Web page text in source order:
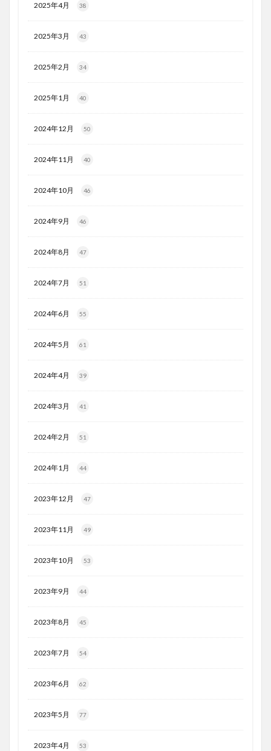
2025年4月 38
2025年3月 43
2025年2月 34
2025年1月 40
2024年12月 50
2024年11月 40
2024年10月 46
2024年9月 46
2024年8月 47
2024年7月 51
2024年6月 55
2024年5月 61
2024年4月 39
2024年3月 41
2024年2月 51
2024年1月 44
2023年12月 47
2023年11月 49
2023年10月 53
2023年9月 44
2023年8月 45
2023年7月 54
2023年6月 62
2023年5月 77
2023年4月 53